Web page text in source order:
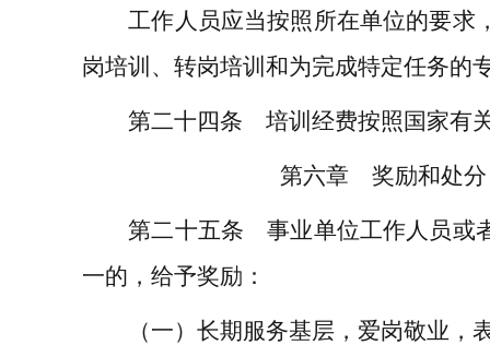
工作人员应当按照所在单位的要求
岗培训、转岗培训和为完成特定任务的
第二十四条 培训经费按照国家有
第六章 奖励和处分
第二十五条 事业单位工作人员或
一的，给予奖励：
（一）长期服务基层，爱岗敬业，